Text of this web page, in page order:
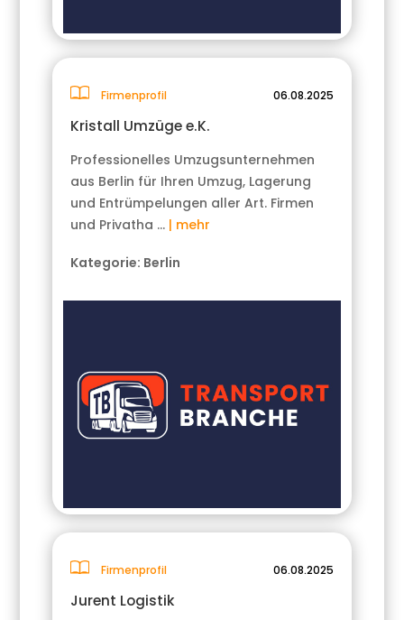
Firmenprofil 06.08.2025
Kristall Umzüge e.K.
Professionelles Umzugsunternehmen
aus Berlin für Ihren Umzug, Lagerung
und Entrümpelungen aller Art. Firmen
und Privatha … | mehr
Kategorie: Berlin
Firmenprofil 06.08.2025
Jurent Logistik